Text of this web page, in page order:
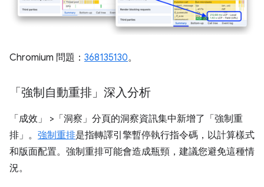
Chromium 問題： 368135130。
「強制自動重排」深入分析
「成效」 >「洞察」 分頁的洞察資訊集中新增了「強制重
排」 。 強制重排是指轉譯引擎暫停執行指令碼，以計算樣式
和版面配置。強制重排可能會造成瓶頸，建議您避免這種情
況。